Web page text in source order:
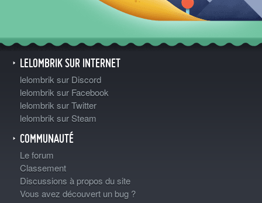
LELOMBRIK SUR INTERNET
lelombrik sur Discord
lelombrik sur Facebook
lelombrik sur Twitter
lelombrik sur Steam
COMMUNAUTÉ
Le forum
Classement
Discussions à propos du site
Vous avez découvert un bug ?